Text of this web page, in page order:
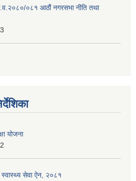
०८१ आठौं नगरसभा नीति तथा
योजना
स्वास्थ्य सेवा ऐन, २०८१